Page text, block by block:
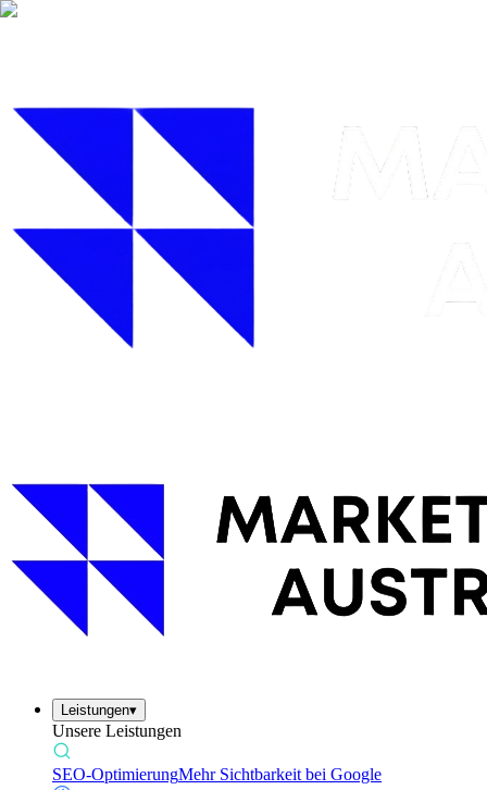
Leistungen▾
Unsere Leistungen
SEO-OptimierungMehr Sichtbarkeit bei Google